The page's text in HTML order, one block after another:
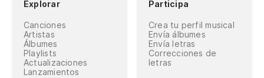
Explorar
Canciones
Artistas
Álbumes
Playlists
Actualizaciones
Lanzamientos
Participa
Crea tu perfil musical
Envía álbumes
Envía letras
Correcciones de
letras